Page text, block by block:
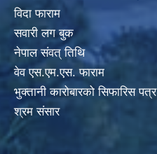
विदा फाराम
सवारी लग बुक
नेपाल संवत् तिथि
वेव एस.एम.एस. फाराम
भुक्तानी कारोबारको सिफारिस पत्र
श्रम संसार